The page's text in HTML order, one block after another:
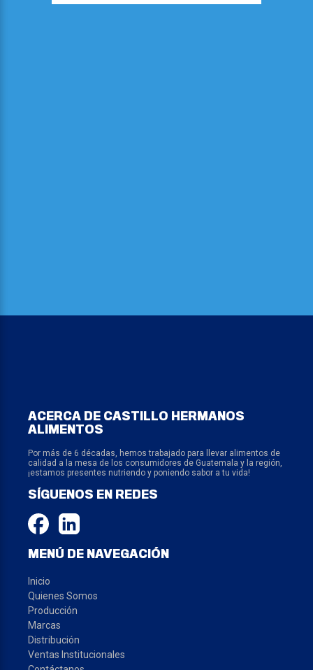
ACERCA DE CASTILLO HERMANOS
ALIMENTOS
Por más de 6 décadas, hemos trabajado para llevar alimentos de
calidad a la mesa de los consumidores de Guatemala y la región,
¡estamos presentes nutriendo y poniendo sabor a tu vida!
SÍGUENOS EN REDES
MENÚ DE NAVEGACIÓN
Inicio
Quienes Somos
Producción
Marcas
Distribución
Ventas Institucionales